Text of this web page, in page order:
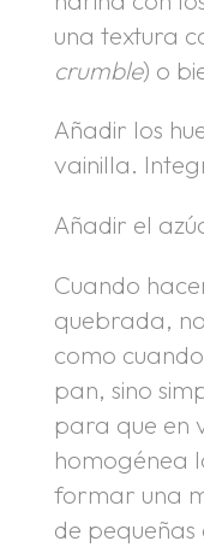
una textura
crumble) o
Añadir los
vainilla.
Añadir el
Cuando
quebrada,
como
pan, sino
para que en
homogénea
formar una
de pequeñas